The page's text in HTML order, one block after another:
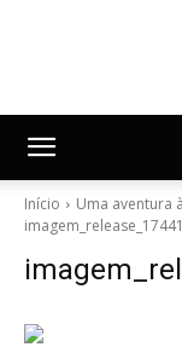
Início
Uma aventura